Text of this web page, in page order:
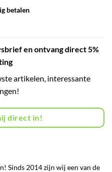
betalen
en ontvang direct 5%
artikelen, interessante
direct in!
Sinds 2014 zijn wij een van de